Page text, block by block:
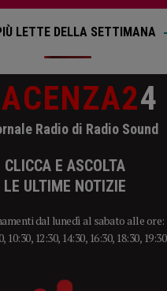
LETTE DELLA SETTIMANA
4
Radio di Radio Sound
CLICCA E ASCOLTA
LE ULTIME NOTIZIE
dal lunedì al sabato alle ore:
10:30, 12:30, 14:30, 16:30, 18:30, 19:30